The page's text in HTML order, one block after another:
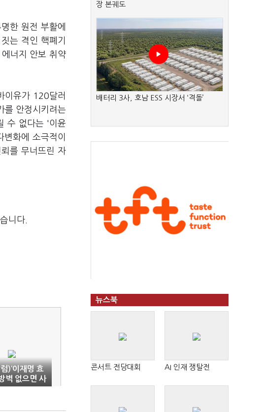
한 원전 부활에
는 격인 핵폐기
너지 안보 취약
이유가 120달러
를 안정시키려는
수 없다는 '이윤
화에 소극적이
를 무너뜨린 자
니다.
)‘이재명 효
벽 없으면 사
장 본궤도
배터리 3사, 호남 ESS 시장서 ‘격돌’
뉴스북
콘서트 전당대회 AI 인재 쟁탈전